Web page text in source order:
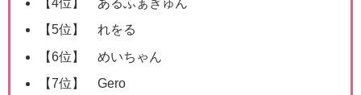
【5位】 れをる
【6位】 めいちゃん
【7位】 Gero